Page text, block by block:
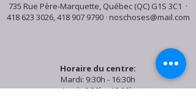
735 Rue Père-Marquette, Québec (QC) G1S 3C1 ·
418 623 3026,418 907 9790· noschoses@mail.com
Horaire du centre:
Mardi: 9:30h - 16:30h
Jeudi: 9:30h - 19:00h